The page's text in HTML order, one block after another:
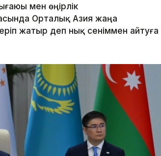
мен өңірлік
Орталық Азия жаңа
жатыр деп нық сеніммен айтуға